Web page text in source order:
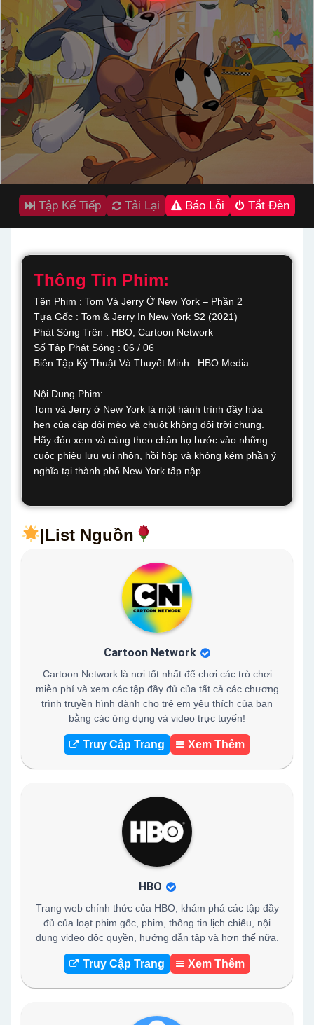
Tập Kế Tiếp Tải Lại Báo Lỗi Tắt Đèn
Thông Tin Phim:
Tên Phim : Tom Và Jerry Ở New York – Phần 2
Tựa Gốc : Tom & Jerry In New York S2 (2021)
Phát Sóng Trên : HBO, Cartoon Network
Số Tập Phát Sóng : 06 / 06
Biên Tập Kỷ Thuật Và Thuyết Minh : HBO Media
Nội Dung Phim:
Tom và Jerry ở New York là một hành trình đầy hứa
hẹn của cặp đôi mèo và chuột không đội trời chung.
Hãy đón xem và cùng theo chân họ bước vào những
cuộc phiêu lưu vui nhộn, hồi hộp và không kém phần ý
nghĩa tại thành phố New York tấp nập.
|List Nguồn
Cartoon Network
Cartoon Network là nơi tốt nhất để chơi các trò chơi
miễn phí và xem các tập đầy đủ của tất cả các chương
trình truyền hình dành cho trẻ em yêu thích của bạn
bằng các ứng dụng và video trực tuyến!
Truy Cập Trang Xem Thêm
HBO
Trang web chính thức của HBO, khám phá các tập đầy
đủ của loạt phim gốc, phim, thông tin lịch chiếu, nội
dung video độc quyền, hướng dẫn tập và hơn thế nữa.
Truy Cập Trang Xem Thêm